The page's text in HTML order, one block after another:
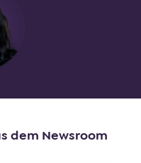
dem Newsroom